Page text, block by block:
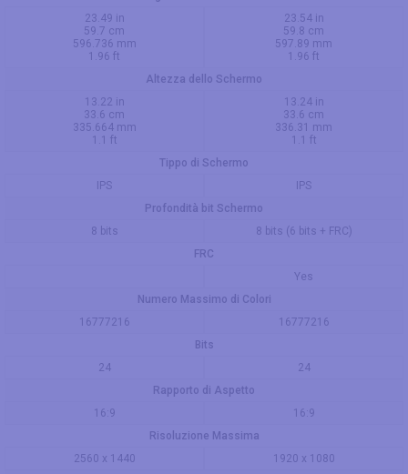
23.49 in
59.7 cm
596.736 mm
1.96 ft
23.54 in
59.8 cm
597.89 mm
1.96 ft
Altezza dello Schermo
13.22 in
33.6 cm
335.664 mm
1.1 ft
13.24 in
33.6 cm
336.31 mm
1.1 ft
Tippo di Schermo
IPS
IPS
Profondità bit Schermo
8 bits
8 bits (6 bits + FRC)
FRC
Yes
Numero Massimo di Colori
16777216
16777216
Bits
24
24
Rapporto di Aspetto
16:9
16:9
Risoluzione Massima
2560 x 1440
1920 x 1080